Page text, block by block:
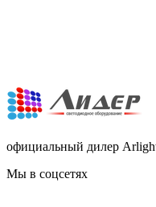
официальный дилер
Мы в соцсетях